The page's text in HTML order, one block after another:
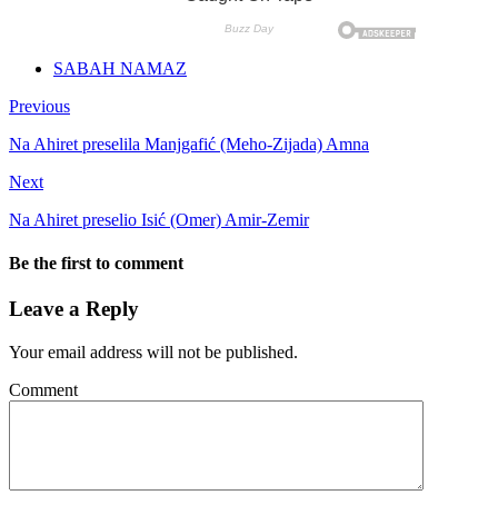
SABAH NAMAZ
Previous
Na Ahiret preselila Manjgafić (Meho-Zijada) Amna
Next
Na Ahiret preselio Isić (Omer) Amir-Zemir
Be the first to comment
Leave a Reply
Your email address will not be published.
Comment